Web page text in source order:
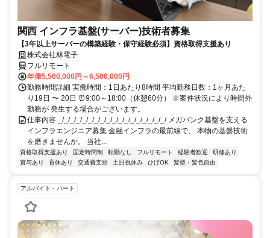
関西 インフラ基盤(サーバー)技術者募集
【3年以上サーバーの構築経験・保守経験必須】資格取得支援あり
株式会社林電子
フルリモート
年俸5,500,000円～6,500,000円
勤務時間詳細 実働時間：1日あたり8時間 平均勤務日数：1ヶ月あた
り19日 〜 20日 ⏰9:00～18:00（休憩60分） ※案件状況により時間外
勤務が 発生する場合がございます。
仕事内容 _/_/_/_/_/_/_/_/_/_/_/_/_/_/_/_/_/_/ メガバンク基盤を支える
インフラエンジニア募集 金融インフラの最前線で、 本物の基盤技術
を磨きませんか。 当社...
資格取得支援あり 固定時間制 転勤なし フルリモート 経験者歓迎
研修あり
賞与あり
育休あり 交通費支給 土日祝休み ひげOK 髪型・髪色自由
アルバイト・パート